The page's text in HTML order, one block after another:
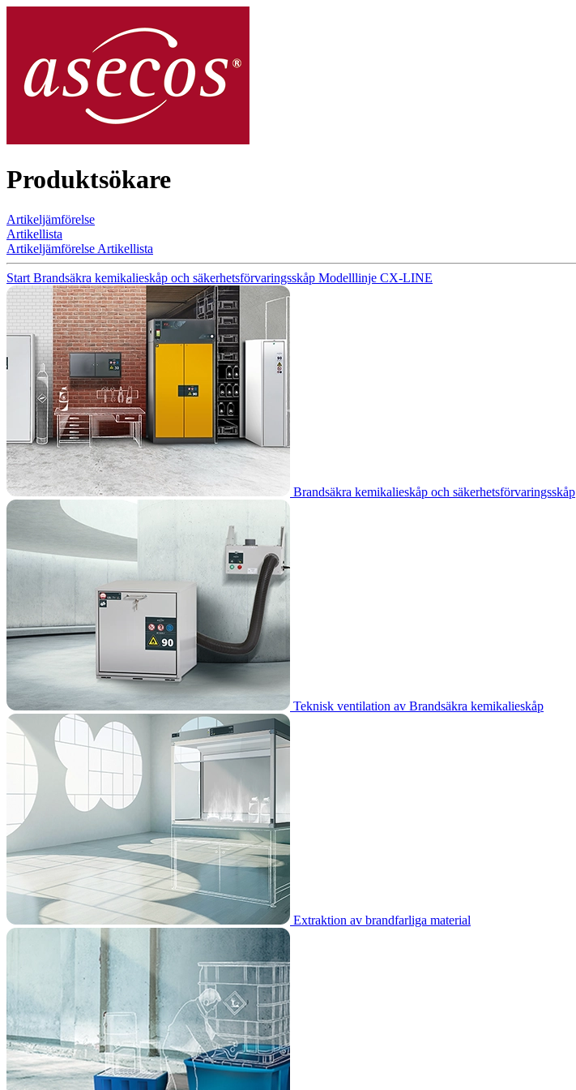
Produktsökare
Artikeljämförelse
Artikellista
Artikeljämförelse Artikellista
Start Brandsäkra kemikalieskåp och säkerhetsförvaringsskåp Modelllinje CX-LINE
Brandsäkra kemikalieskåp och säkerhetsförvaringsskåp
Teknisk ventilation av Brandsäkra kemikalieskåp
Extraktion av brandfarliga material